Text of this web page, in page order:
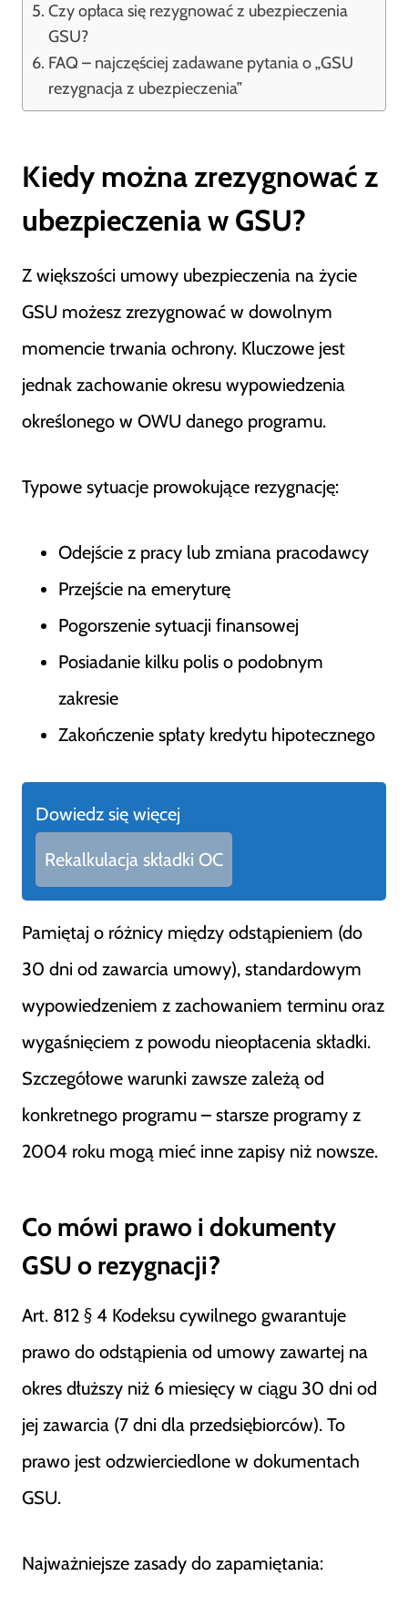
Czy opłaca się rezygnować z ubezpieczenia
GSU?
FAQ – najczęściej zadawane pytania o „GSU
rezygnacja z ubezpieczenia”
Kiedy można zrezygnować z
ubezpieczenia w GSU?
Z większości umowy ubezpieczenia na życie
GSU możesz zrezygnować w dowolnym
momencie trwania ochrony. Kluczowe jest
jednak zachowanie okresu wypowiedzenia
określonego w OWU danego programu.
Typowe sytuacje prowokujące rezygnację:
Odejście z pracy lub zmiana pracodawcy
Przejście na emeryturę
Pogorszenie sytuacji finansowej
Posiadanie kilku polis o podobnym
zakresie
Zakończenie spłaty kredytu hipotecznego
Dowiedz się więcej
Rekalkulacja składki OC
Pamiętaj o różnicy między odstąpieniem (do
30 dni od zawarcia umowy), standardowym
wypowiedzeniem z zachowaniem terminu oraz
wygaśnięciem z powodu nieopłacenia składki.
Szczegółowe warunki zawsze zależą od
konkretnego programu – starsze programy z
2004 roku mogą mieć inne zapisy niż nowsze.
Co mówi prawo i dokumenty
GSU o rezygnacji?
Art. 812 § 4 Kodeksu cywilnego gwarantuje
prawo do odstąpienia od umowy zawartej na
okres dłuższy niż 6 miesięcy w ciągu 30 dni od
jej zawarcia (7 dni dla przedsiębiorców). To
prawo jest odzwierciedlone w dokumentach
GSU.
Najważniejsze zasady do zapamiętania: